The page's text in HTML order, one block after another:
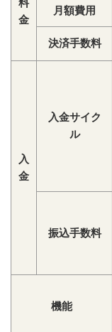
金
月額費用
決済手数料
入
金
入金サイク
ル
振込手数料
機能